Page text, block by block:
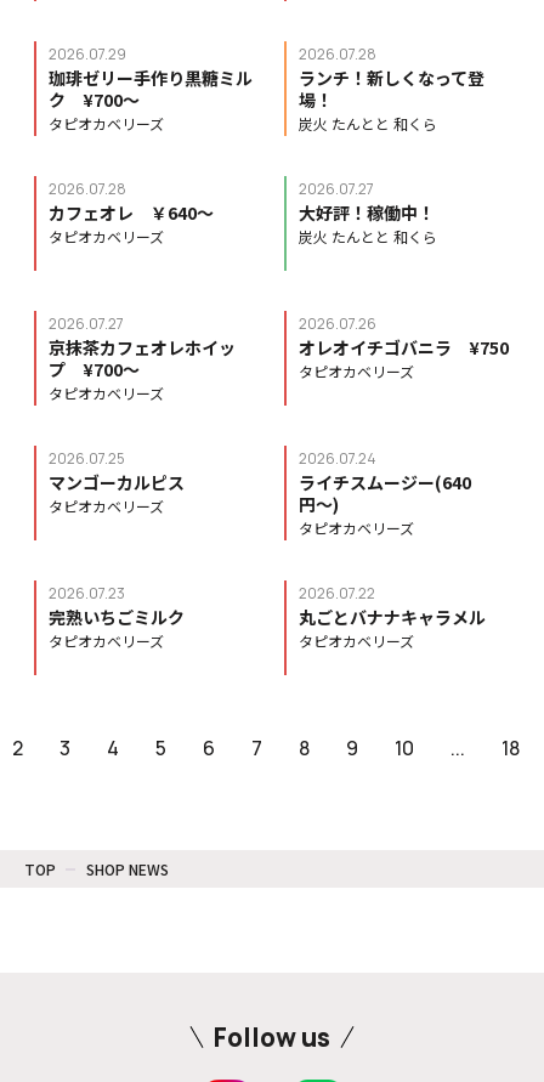
2026.07.29
珈琲ゼリー手作り黒糖ミル
ク ¥700〜
タピオカベリーズ
2026.07.28
ランチ！新しくなって登
場！
炭火 たんとと 和くら
2026.07.28
カフェオレ ￥640〜
タピオカベリーズ
2026.07.27
大好評！稼働中！
炭火 たんとと 和くら
2026.07.27
京抹茶カフェオレホイッ
プ ¥700〜
タピオカベリーズ
2026.07.26
オレオイチゴバニラ ¥750
タピオカベリーズ
2026.07.25
マンゴーカルピス
タピオカベリーズ
2026.07.24
ライチスムージー(640
円〜)
タピオカベリーズ
2026.07.23
完熟いちごミルク
タピオカベリーズ
2026.07.22
丸ごとバナナキャラメル
タピオカベリーズ
2 3 4 5 6 7 8 9 10 ... 18
TOP SHOP NEWS
Follow us